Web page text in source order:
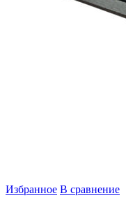
Избранное В сравнение